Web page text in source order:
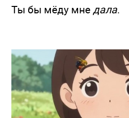
Ты бы мёду мне дала.